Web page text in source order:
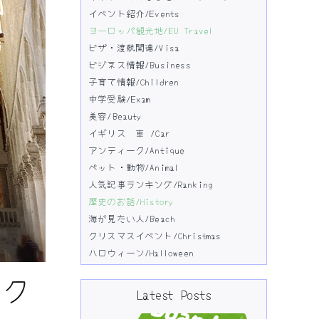
イベント紹介/Events
ヨーロッパ観光地/EU Travel
ビザ・渡航関連/Visa
ビジネス情報/Business
子育て情報/Children
中学受験/Exam
美容/Beauty
イギリス 車 /Car
アンティーク/Antique
ペット・動物/Animal
人気記事ランキング/Ranking
歴史のお話/History
海が見たい人/Beach
クリスマスイベント/Christmas
ハロウィーン/Halloween
Latest Posts